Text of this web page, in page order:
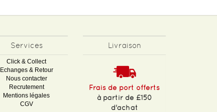
Services
Click & Collect
Echanges & Retour
Nous contacter
Recrutement
Mentions légales
CGV
Livraison
Frais de port offerts
à partir de £150
d'achat